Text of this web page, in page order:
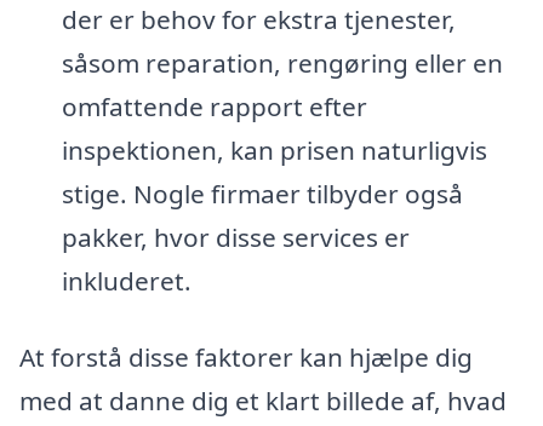
der er behov for ekstra tjenester,
såsom reparation, rengøring eller en
omfattende rapport efter
inspektionen, kan prisen naturligvis
stige. Nogle firmaer tilbyder også
pakker, hvor disse services er
inkluderet.
At forstå disse faktorer kan hjælpe dig
med at danne dig et klart billede af, hvad